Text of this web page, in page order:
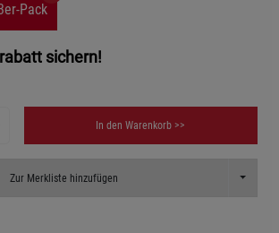
Pack
sichern!
In den Warenkorb >>
Zur Merkliste hinzufügen Toggle